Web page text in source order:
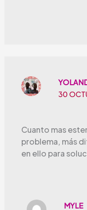
30
Cuanto mas
problema, más
en ello para
MYLE